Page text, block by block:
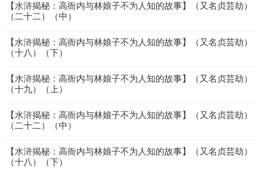
【水浒揭秘：高衙内与林娘子不为人知的故事】（又名贞芸劫）
（二十二）（中）
【水浒揭秘：高衙内与林娘子不为人知的故事】（又名贞芸劫）
（十八）（下）
【水浒揭秘：高衙内与林娘子不为人知的故事】（又名贞芸劫）
（十九）（上）
【水浒揭秘：高衙内与林娘子不为人知的故事】（又名贞芸劫）
（二十二）（中）
【水浒揭秘：高衙内与林娘子不为人知的故事】（又名贞芸劫）
（十八）（下）